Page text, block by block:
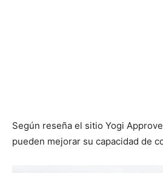
Según reseña el sitio Yogi
pueden mejorar su capacidad de